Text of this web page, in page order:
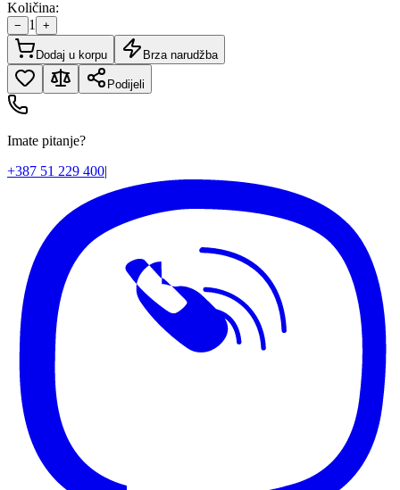
Količina:
− 1 +
Dodaj u korpu Brza narudžba
Podijeli
Imate pitanje?
+387 51 229 400|